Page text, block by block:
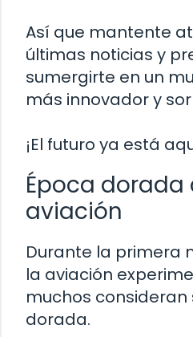
Así que mantente
últimas noticias y
sumergirte en un
más innovador y
¡El futuro ya está
Época dorada
aviación
Durante la primera
la aviación
muchos consideran
dorada.